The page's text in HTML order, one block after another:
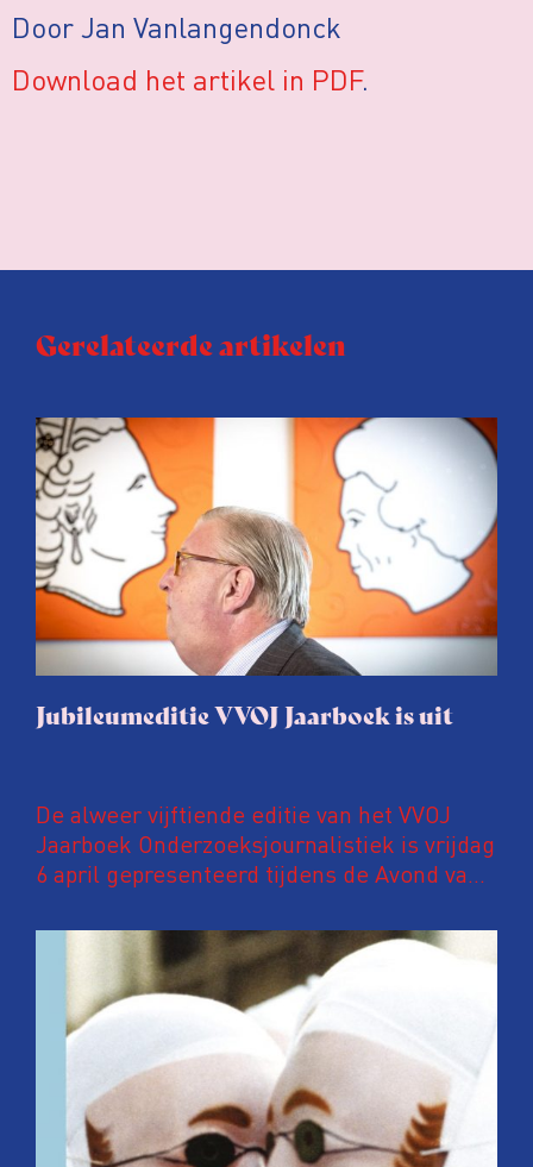
Door Jan Vanlangendonck
Download het artikel in PDF.
Gerelateerde artikelen
Jubileumeditie VVOJ Jaarboek is uit
De alweer vijftiende editie van het VVOJ
Jaarboek Onderzoeksjournalistiek is vrijdag
6 april gepresenteerd tijdens de Avond van
Zwijger in Amsterdam. In deze
jubileumuitgave een speciaal katern met
kleurenfoto’s waarop ANP-fotografen een
jaar onderzoeksjournalistiek in beeld
brengen.